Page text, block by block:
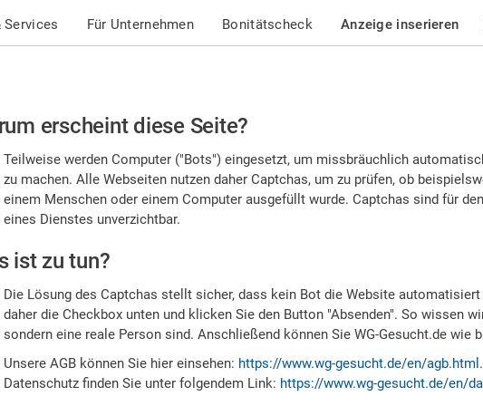
Services Für Unternehmen Bonitätscheck Anzeige inserieren
erscheint diese Seite?
Teilweise werden Computer ("Bots") eingesetzt, um missbräuchlich
zu machen. Alle Webseiten nutzen daher Captchas, um zu prüfen, ob
einem Menschen oder einem Computer ausgefüllt wurde. Captchas sind für
eines Dienstes unverzichtbar.
ist zu tun?
Die Lösung des Captchas stellt sicher, dass kein Bot die Website
daher die Checkbox unten und klicken Sie den Button "Absenden". So wissen
sondern eine reale Person sind. Anschließend können Sie WG-Gesucht.de wie
Unsere AGB können Sie hier einsehen: https://www.wg-gesucht.de/en/agb.html
Datenschutz finden Sie unter folgendem Link: https://www.wg-gesucht.de/en/